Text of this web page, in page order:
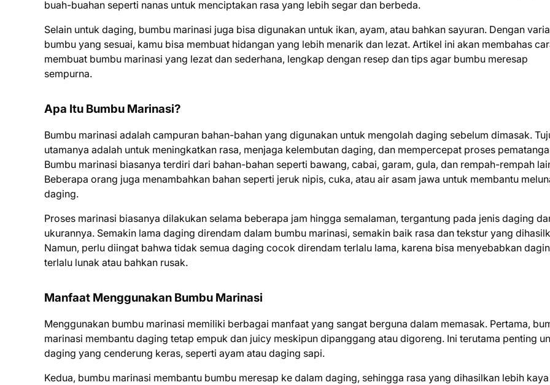
buah-buahan seperti nanas untuk menciptakan rasa yang lebih segar dan berbeda.
Selain untuk daging, bumbu marinasi juga bisa digunakan untuk ikan, ayam, atau bahkan sayuran. Dengan
bumbu yang sesuai, kamu bisa membuat hidangan yang lebih menarik dan lezat. Artikel ini akan membahas
membuat bumbu marinasi yang lezat dan sederhana, lengkap dengan resep dan tips agar bumbu meresap
sempurna.
Apa Itu Bumbu Marinasi?
Bumbu marinasi adalah campuran bahan-bahan yang digunakan untuk mengolah daging sebelum dimasak.
utamanya adalah untuk meningkatkan rasa, menjaga kelembutan daging, dan mempercepat proses
Bumbu marinasi biasanya terdiri dari bahan-bahan seperti bawang, cabai, garam, gula, dan rempah-rempah
Beberapa orang juga menambahkan bahan seperti jeruk nipis, cuka, atau air asam jawa untuk membantu
daging.
Proses marinasi biasanya dilakukan selama beberapa jam hingga semalaman, tergantung pada jenis daging
ukurannya. Semakin lama daging direndam dalam bumbu marinasi, semakin baik rasa dan tekstur yang
Namun, perlu diingat bahwa tidak semua daging cocok direndam terlalu lama, karena bisa menyebabkan
terlalu lunak atau bahkan rusak.
Manfaat Menggunakan Bumbu Marinasi
Menggunakan bumbu marinasi memiliki berbagai manfaat yang sangat berguna dalam memasak. Pertama,
marinasi membantu daging tetap empuk dan juicy meskipun dipanggang atau digoreng. Ini terutama penting
daging yang cenderung keras, seperti ayam atau daging sapi.
Kedua, bumbu marinasi membantu bumbu meresap ke dalam daging, sehingga rasa yang dihasilkan lebih